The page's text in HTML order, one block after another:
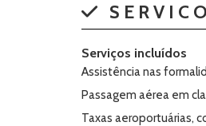
Serviços incluídos
Assistência nas
Passagem aérea em
Taxas aeroportuárias,